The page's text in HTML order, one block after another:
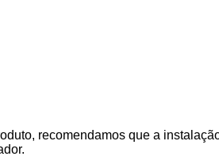
recomendamos que a